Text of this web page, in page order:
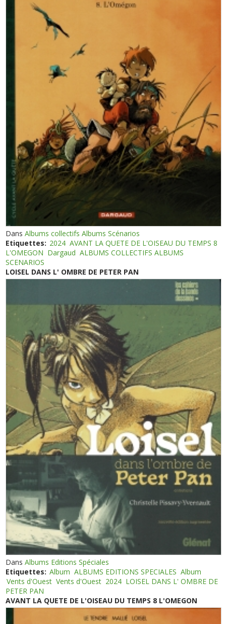
DansAlbums collectifs Albums Scénarios
Etiquettes: 2024 AVANT LA QUETE DE L'OISEAU DU TEMPS 8
L'OMEGON Dargaud ALBUMS COLLECTIFS ALBUMS
SCENARIOS
LOISEL DANS L' OMBRE DE PETER PAN
DansAlbums Editions Spéciales
Etiquettes: Album ALBUMS EDITIONS SPECIALES Album
Vents d'Ouest Vents d'Ouest 2024 LOISEL DANS L' OMBRE DE
PETER PAN
AVANT LA QUETE DE L'OISEAU DU TEMPS 8 L'OMEGON